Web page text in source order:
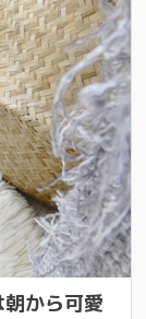
から可愛